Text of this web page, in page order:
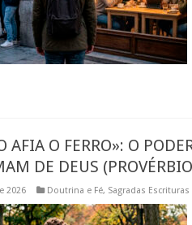
AFIA O FERRO»: O
DE DEUS
2026 Doutrina e Fé, Sagradas Escrituras